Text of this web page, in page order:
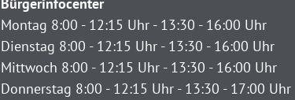
Montag 8:00 - 12:15 Uhr - 13:30 - 16:00 Uhr
Dienstag 8:00 - 12:15 Uhr - 13:30 - 16:00 Uhr
Mittwoch 8:00 - 12:15 Uhr - 13:30 - 16:00 Uhr
Donnerstag 8:00 - 12:15 Uhr - 13:30 - 17:00 Uhr